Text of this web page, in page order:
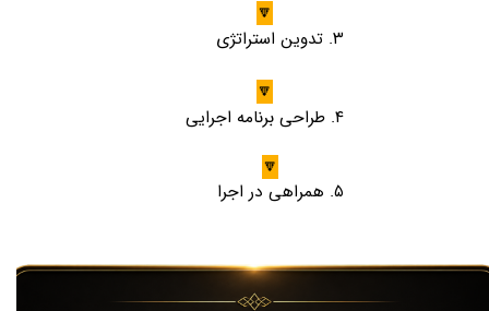
🔽
۳. تدوین استراتژی
🔽​​​​​​​
۴. طراحی برنامه اجرایی
🔽​​​​​​​
۵. همراهی در اجرا